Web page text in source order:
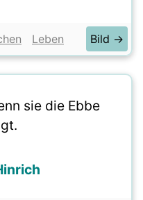
Leben Bild →
sie die Ebbe